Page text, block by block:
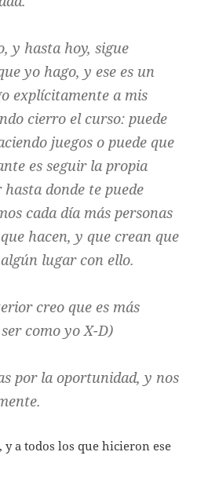
y hasta hoy, sigue
yo hago, y ese es un
explícitamente a mis
cierro el curso: puede
juegos o puede que
es seguir la propia
donde te puede
cada día más personas
hacen, y que crean que
lugar con ello.
creo que es más
como yo X-D)
por la oportunidad, y nos
y a todos los que hicieron ese